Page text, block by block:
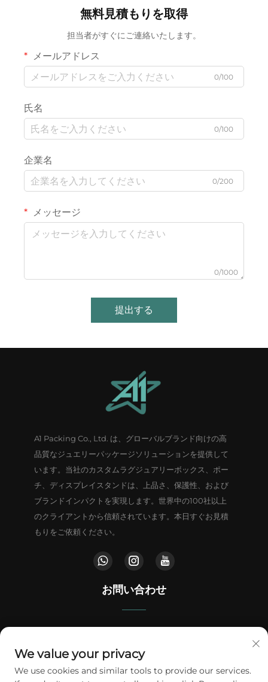
ジ）、パーソナライズドギフ
トボックス（大量購入対応）
ージ
無料見積もりを取得
担当者がすぐにご連絡いたします。
メールアドレス
0/100
氏名
0/100
企業名
0/200
メッセージ
0/1000
提出する
A1 Packing Co., Ltd. は、グローバルブランド向けの高
品質なジュエリーパッケージソリューションを提供して
います。当社のカスタムラグジュアリーボックス、ポー
チ、ディスプレイスタンドは、上品さ、保護性、および
ブランドインパクトを実現します。世界中の100社以上
のクライアントから信頼されています。本日すぐお見積
もりをご依頼ください。
お問い合わせ
+86-18802602550
We value your privacy
We use cookies and similar tools to provide our services.